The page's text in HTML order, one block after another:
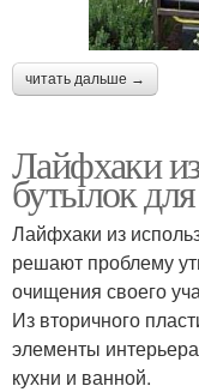
читать дальше →
Лайфхаки
бутылок
Лайфхаки из
решают проблему
очищения своего
Из вторичного
элементы
кухни и ванной.